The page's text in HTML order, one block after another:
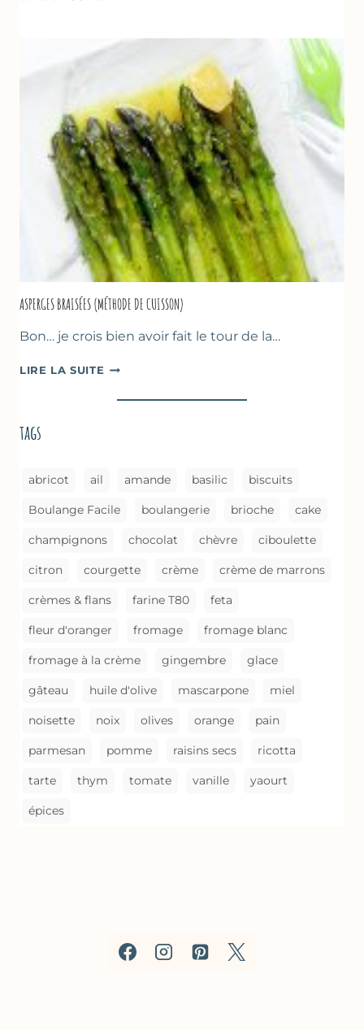
GREC,
AMANDES
&
FRUITS
ROUGES
ASPERGES BRAISÉES (MÉTHODE DE CUISSON)
Bon… je crois bien avoir fait le tour de la…
LIRE LA SUITE ASPERGES
(MÉTHODE
tags
abricot ail amande basilic biscuits
Boulange Facile boulangerie brioche cake
champignons chocolat chèvre ciboulette
citron courgette crème crème de marrons
crèmes & flans farine T80 feta
fleur d'oranger fromage fromage blanc
fromage à la crème gingembre glace
gâteau huile d'olive mascarpone miel
noisette noix olives orange pain
parmesan pomme raisins secs ricotta
tarte thym tomate vanille yaourt
épices